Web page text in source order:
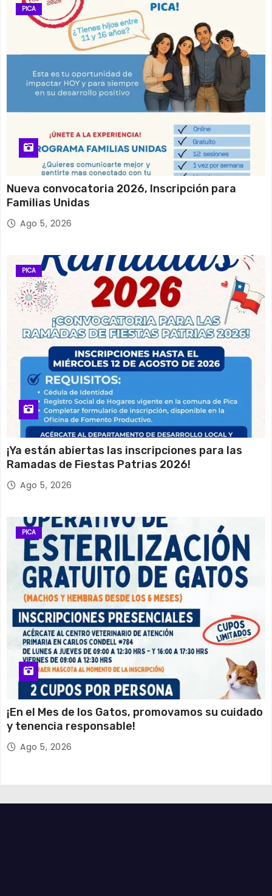
PICA
Nueva convocatoria 2026, Inscripción para
Familias Unidas
Ago 5, 2026
PICA
¡Ya están abiertas las inscripciones para las
Ramadas de Fiestas Patrias 2026!
Ago 5, 2026
PICA
¡En el Mes de los Gatos, promovamos su cuidado
y tenencia responsable!
Ago 5, 2026